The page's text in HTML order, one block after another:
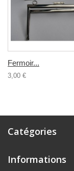
Fermoir...
3,00 €
Catégories
Informations